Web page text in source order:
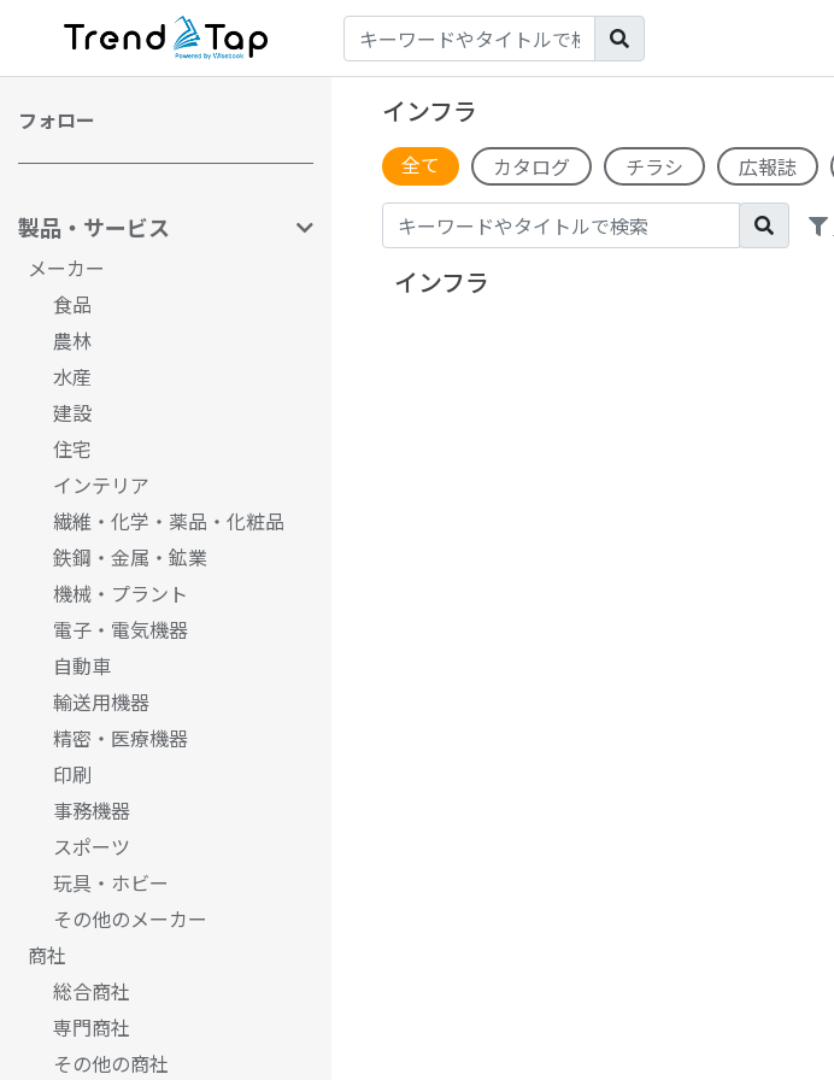
フォロー
製品・サービス
メーカー
食品
農林
水産
建設
住宅
インテリア
繊維・化学・薬品・化粧品
鉄鋼・金属・鉱業
機械・プラント
電子・電気機器
自動車
輸送用機器
精密・医療機器
印刷
事務機器
スポーツ
玩具・ホビー
その他のメーカー
商社
総合商社
専門商社
その他の商社
インフラ
全て カタログ チラシ 広報誌
インフラ